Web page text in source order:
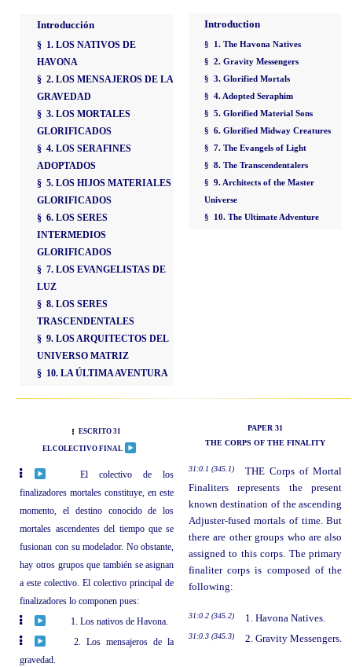
Introducción
§ 1. LOS NATIVOS DE
HAVONA
§ 2. LOS MENSAJEROS DE LA
GRAVEDAD
§ 3. LOS MORTALES
GLORIFICADOS
§ 4. LOS SERAFINES
ADOPTADOS
§ 5. LOS HIJOS MATERIALES
GLORIFICADOS
§ 6. LOS SERES
INTERMEDIOS
GLORIFICADOS
§ 7. LOS EVANGELISTAS DE
LUZ
§ 8. LOS SERES
TRASCENDENTALES
§ 9. LOS ARQUITECTOS DEL
UNIVERSO MATRIZ
§ 10. LA ÚLTIMA AVENTURA
Introduction
§ 1. The Havona Natives
§ 2. Gravity Messengers
§ 3. Glorified Mortals
§ 4. Adopted Seraphim
§ 5. Glorified Material Sons
§ 6. Glorified Midway Creatures
§ 7. The Evangels of Light
§ 8. The Transcendentalers
§ 9. Architects of the Master
Universe
§ 10. The Ultimate Adventure
ESCRITO 31
EL COLECTIVO FINAL
PAPER 31
THE CORPS OF THE FINALITY
El colectivo de los
finalizadores mortales constituye, en este
momento, el destino conocido de los
mortales ascendentes del tiempo que se
fusionan con su modelador. No obstante,
hay otros grupos que también se asignan
a este colectivo. El colectivo principal de
finalizadores lo componen pues:
31:0.1 (345.1)
THE Corps of Mortal
Finaliters represents the present
known destination of the ascending
Adjuster-fused mortals of time. But
there are other groups who are also
assigned to this corps. The primary
finaliter corps is composed of the
following:
1. Los nativos de Havona.
31:0.2 (345.2) 1. Havona Natives.
2. Los mensajeros de la
gravedad.
31:0.3 (345.3) 2. Gravity Messengers.